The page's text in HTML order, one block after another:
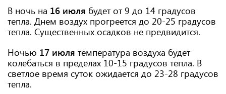
В ночь на 16 июля будет от 9 до 14 градусов
тепла. Днем воздух прогреется до 20-25 градусов
тепла. Существенных осадков не предвидится.
Ночью 17 июля температура воздуха будет
колебаться в пределах 10-15 градусов тепла. В
светлое время суток ожидается до 23-28 градусов
тепла.